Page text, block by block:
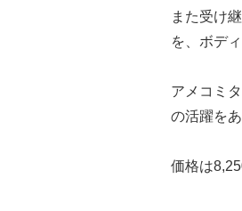
また受け
を、ボデ
アメコミ
の活躍を
価格は